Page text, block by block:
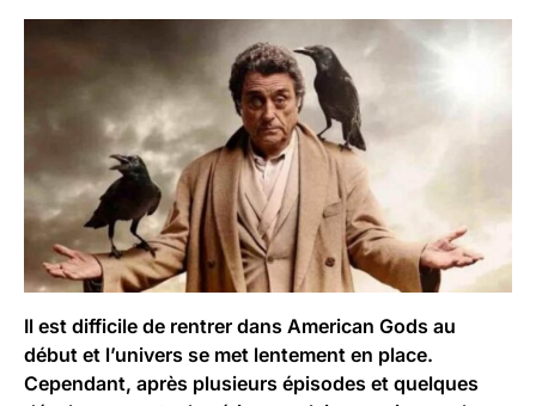
Il est difficile de rentrer dans American Gods au
début et l’univers se met lentement en place.
Cependant, après plusieurs épisodes et quelques